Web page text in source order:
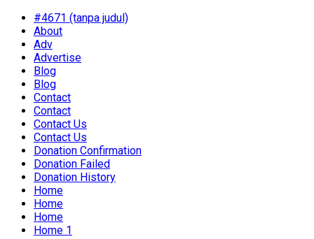
#4671 (tanpa judul)
About
Adv
Advertise
Blog
Blog
Contact
Contact
Contact Us
Contact Us
Donation Confirmation
Donation Failed
Donation History
Home
Home
Home
Home 1